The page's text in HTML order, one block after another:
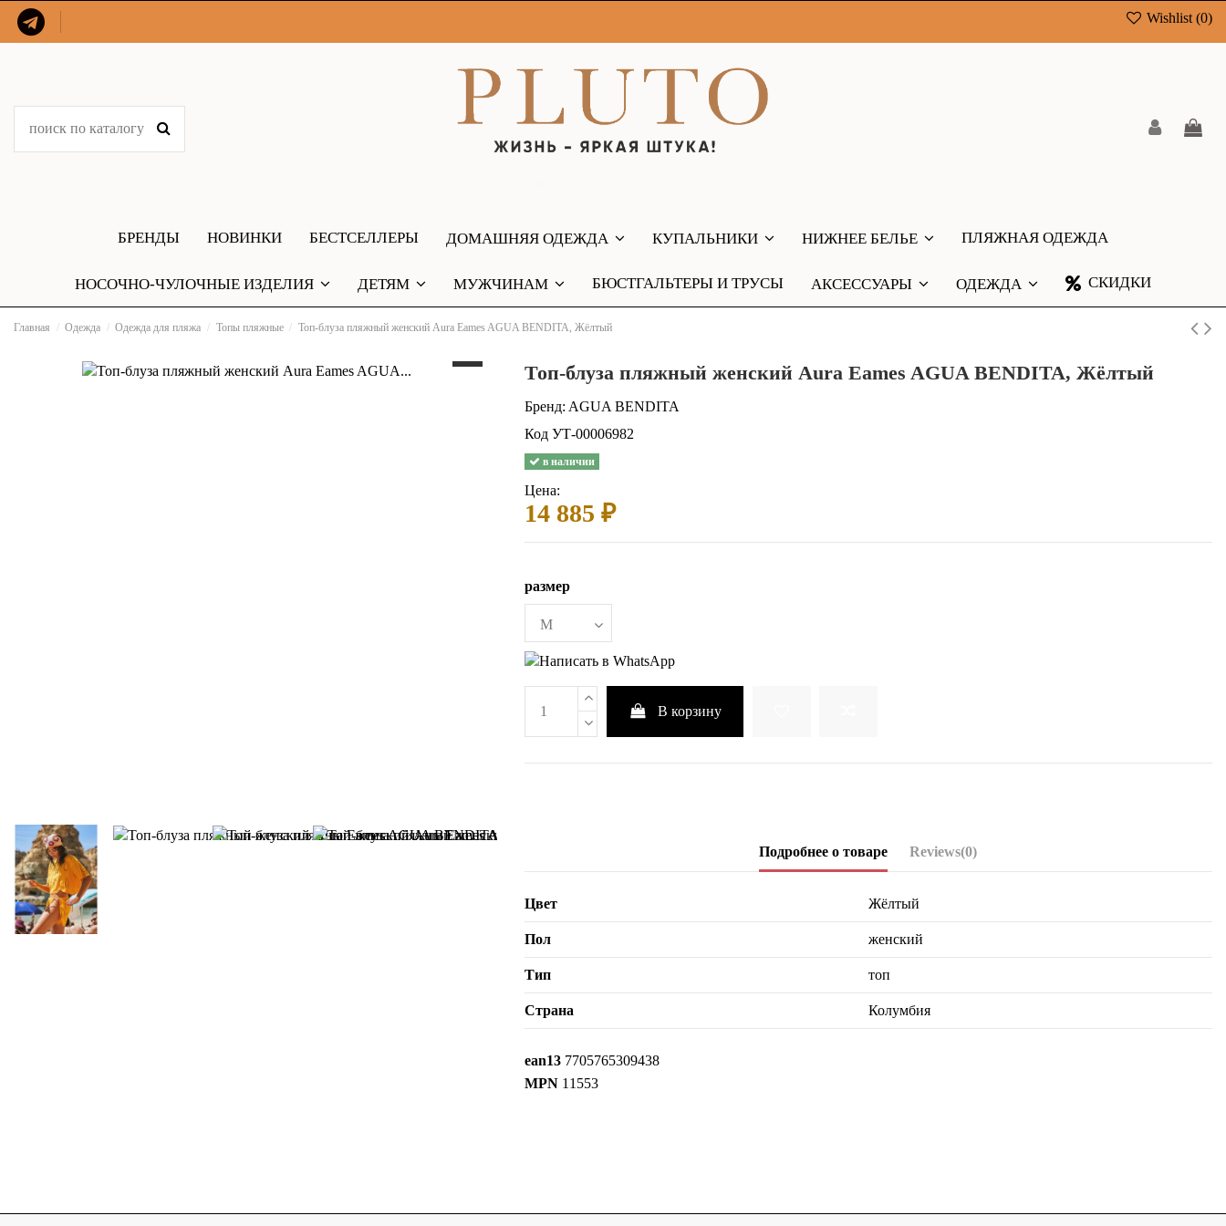
Wishlist (0)
БРЕНДЫ НОВИНКИ БЕСТСЕЛЛЕРЫ ДОМАШНЯЯ ОДЕЖДА КУПАЛЬНИКИ НИЖНЕЕ БЕЛЬЕ ПЛЯЖНАЯ ОДЕЖДА
НОСОЧНО-ЧУЛОЧНЫЕ ИЗДЕЛИЯ ДЕТЯМ МУЖЧИНАМ БЮСТГАЛЬТЕРЫ И ТРУСЫ АКСЕССУАРЫ ОДЕЖДА СКИДКИ
Главная Одежда Одежда для пляжа Топы пляжные Топ-блуза пляжный женский Aura Eames AGUA BENDITA, Жёлтый
Топ-блуза пляжный женский Aura Eames AGUA BENDITA, Жёлтый
Бренд: AGUA BENDITA
Код УТ-00006982
в наличии
Цена:
14 885 ₽
размер
В корзину
Подробнее о товаре Reviews(0)
Цвет Жёлтый
Пол женский
Тип топ
Страна Колумбия
ean13 7705765309438
MPN 11553